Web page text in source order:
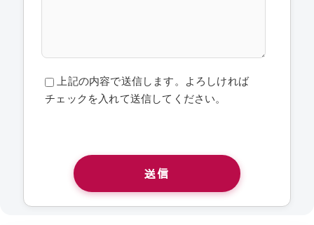
上記の内容で送信します。よろしければ
チェックを入れて送信してください。